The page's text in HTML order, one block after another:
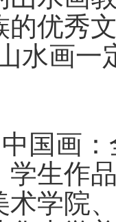
优秀
水画
画：
生作
术学院